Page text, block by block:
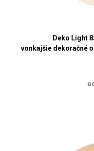
Deko Light
vonkajšie dekoračné